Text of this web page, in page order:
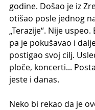
godine. Došao je iz
otišao posle jednog
„Terazije“. Nije
pa je pokušavao i
postigao svoj cilj.
ploče, koncerti...
jeste i danas.
Neko bi rekao da je